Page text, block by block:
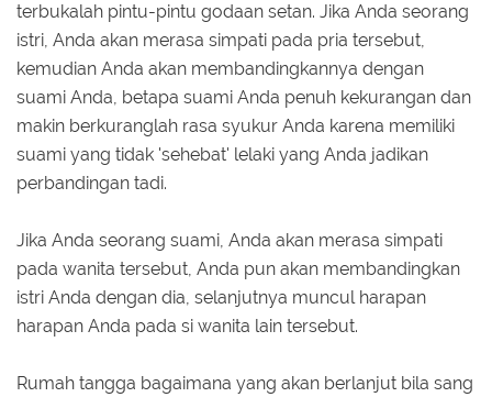
terbukalah pintu-pintu godaan setan. Jika Anda seorang
istri, Anda akan merasa simpati pada pria tersebut,
kemudian Anda akan membandingkannya dengan
suami Anda, betapa suami Anda penuh kekurangan dan
makin berkuranglah rasa syukur Anda karena memiliki
suami yang tidak 'sehebat' lelaki yang Anda jadikan
perbandingan tadi.
Jika Anda seorang suami, Anda akan merasa simpati
pada wanita tersebut, Anda pun akan membandingkan
istri Anda dengan dia, selanjutnya muncul harapan
harapan Anda pada si wanita lain tersebut.
Rumah tangga bagaimana yang akan berlanjut bila sang